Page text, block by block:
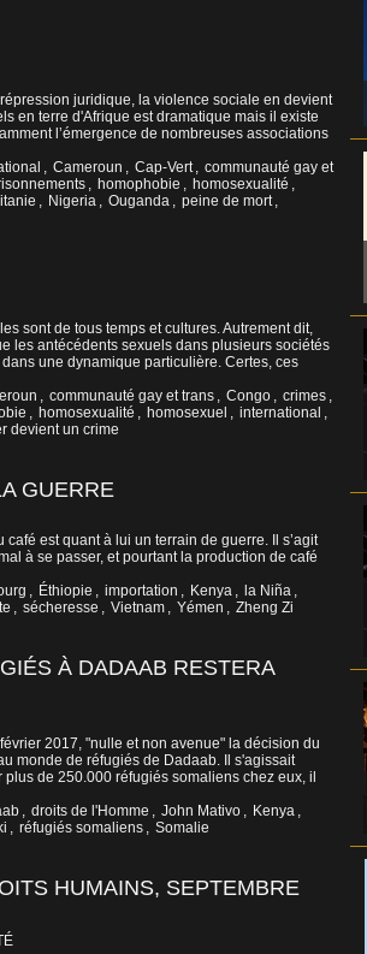
juridique, la violence sociale en devient
en terre d'Afrique est dramatique mais il existe
l’émergence de nombreuses associations
, Cameroun , Cap-Vert , communauté gay et
, homophobie , homosexualité ,
, Nigeria , Ouganda , peine de mort ,
sont de tous temps et cultures. Autrement dit,
les antécédents sexuels dans plusieurs sociétés
une dynamique particulière. Certes, ces
, communauté gay et trans , Congo , crimes ,
, homosexualité , homosexuel , international ,
devient un crime
GUERRE
est quant à lui un terrain de guerre. Il s’agit
à se passer, et pourtant la production de café
, Éthiopie , importation , Kenya , la Niña ,
, sécheresse , Vietnam , Yémen , Zheng Zi
À DADAAB RESTERA
2017, "nulle et non avenue" la décision du
monde de réfugiés de Dadaab. Il s'agissait
de 250.000 réfugiés somaliens chez eux, il
, droits de l'Homme , John Mativo , Kenya ,
, réfugiés somaliens , Somalie
HUMAINS, SEPTEMBRE